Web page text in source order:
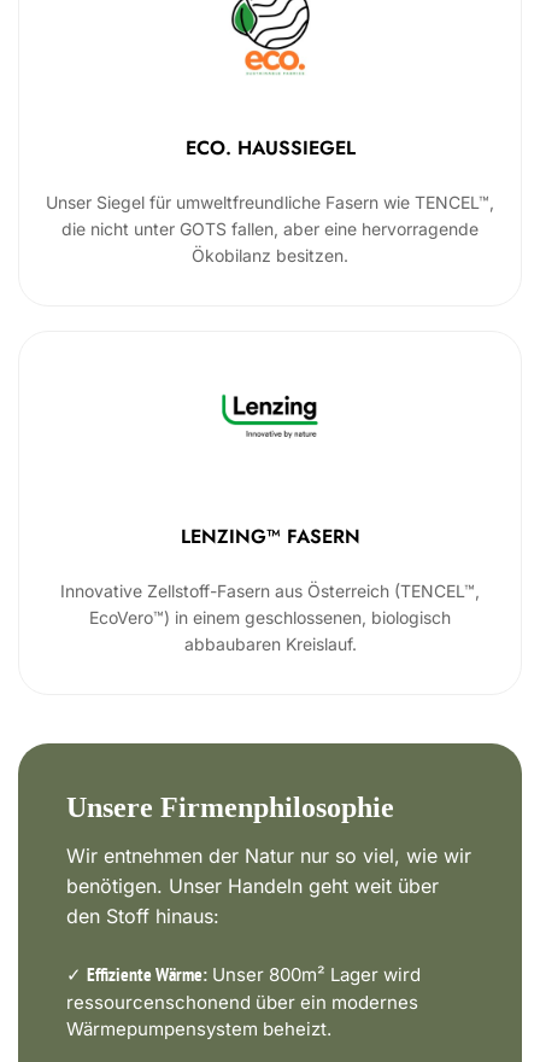
ECO. HAUSSIEGEL
Unser Siegel für umweltfreundliche Fasern wie TENCEL™,
die nicht unter GOTS fallen, aber eine hervorragende
Ökobilanz besitzen.
LENZING™ FASERN
Innovative Zellstoff-Fasern aus Österreich (TENCEL™,
EcoVero™) in einem geschlossenen, biologisch
abbaubaren Kreislauf.
Unsere Firmenphilosophie
Wir entnehmen der Natur nur so viel, wie wir
benötigen. Unser Handeln geht weit über
den Stoff hinaus:
✓ Effiziente Wärme: Unser 800m² Lager wird
ressourcenschonend über ein modernes
Wärmepumpensystem beheizt.